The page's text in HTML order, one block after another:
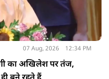
07 Aug, 2026 12:34 PM
का अखिलेश पर तंज,